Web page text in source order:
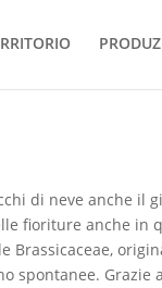
di neve anche il
fioriture anche in
spontanee. Grazie